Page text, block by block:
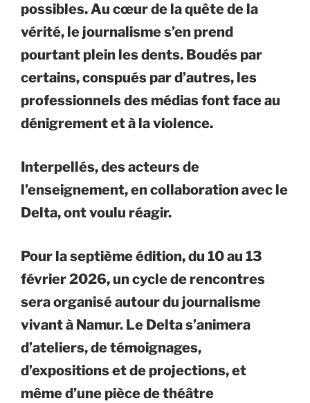
possibles. Au cœur de la quête de la
vérité, le journalisme s’en prend
pourtant plein les dents. Boudés par
certains, conspués par d’autres, les
professionnels des médias font face au
dénigrement et à la violence.
Interpellés, des acteurs de
l’enseignement, en collaboration avec le
Delta, ont voulu réagir.
Pour la septième édition, du 10 au 13
février 2026, un cycle de rencontres
sera organisé autour du journalisme
vivant à Namur. Le Delta s’animera
d’ateliers, de témoignages,
d’expositions et de projections, et
même d’une pièce de théâtre